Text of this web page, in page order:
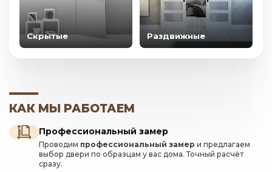
Скрытые Раздвижные
КАК МЫ РАБОТАЕМ
Профессиональный замер
Проводим профессиональный замер и предлагаем
выбор двери по образцам у вас дома. Точный расчёт
сразу.